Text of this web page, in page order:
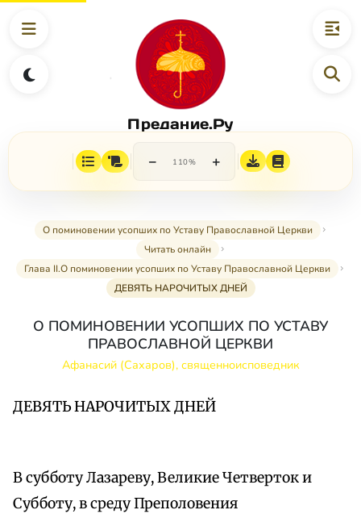
Предание.Ру
− 110% +
О поминовении усопших по Уставу Православной Церкви
Читать онлайн
Глава II.О поминовении усопших по Уставу Православной Церкви
ДЕВЯТЬ НАРОЧИТЫХ ДНЕЙ
О ПОМИНОВЕНИИ УСОПШИХ ПО УСТАВУ
ПРАВОСЛАВНОЙ ЦЕРКВИ
Афанасий (Сахаров), священноисповедник
ДЕВЯТЬ НАРОЧИТЫХ ДНЕЙ
В субботу Лазареву, Великие Четверток и
Субботу, в среду Преполовения